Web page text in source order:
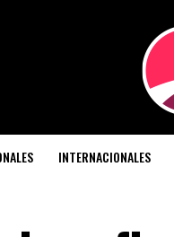
INTERNACIONALES